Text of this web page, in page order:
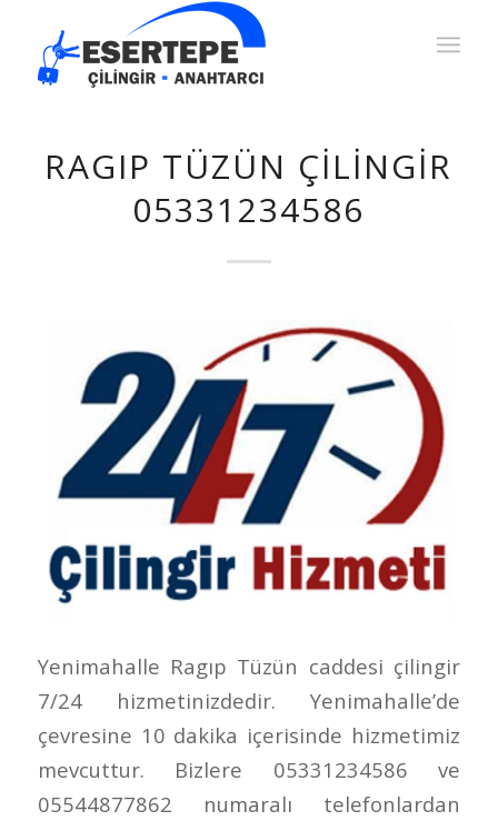
RAGIP TÜZÜN ÇILINGIR
05331234586
Yenimahalle Ragıp Tüzün caddesi çilingir
7/24 hizmetinizdedir. Yenimahalle’de
çevresine 10 dakika içerisinde hizmetimiz
mevcuttur. Bizlere 05331234586 ve
05544877862 numaralı telefonlardan